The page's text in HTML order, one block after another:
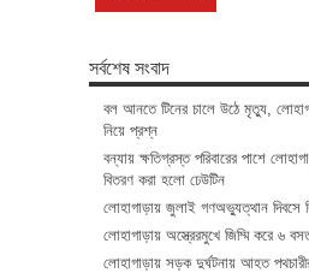
সর্বশেষ সংবাদ
বল আনতে টিনের চালে উঠে মৃত্যু,
নিয়ে প্রশ্ন
বন্যায় ক্ষতিগ্রস্ত পরিবারের পাশে
বিতরণ করা হলো ঢেউটিন
লোহাগাড়ায় জুলাই গণঅভ্যুত্থান দিবসে
লোহাগাড়ায় অস্ত্রেরমুখে জিম্মি করে ৬
লোহাগাড়ায় সড়ক দুর্ঘটনায় আহত